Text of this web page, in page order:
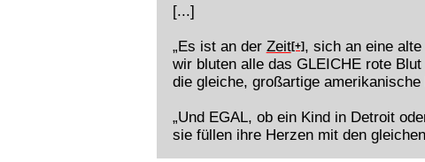
[...]
„Es ist an der Zeit[+], sich an eine
wir bluten alle das GLEICHE rote
die gleiche, großartige amerikanische
„Und EGAL, ob ein Kind in Detroit
sie füllen ihre Herzen mit den